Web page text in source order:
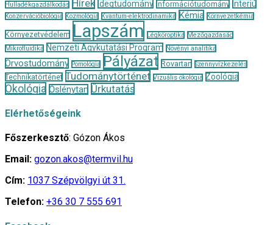
Hulladékgazdálkodás
Hírek Idegtudomány Információtudomány Interjú
Konzervációbiológia Kozmológia Kvantum-elektrodinamika Kémia Környezetkémia
Környezetvédelem Lapszám Légköroptika
Mezőgazdaság
Mikrofluidika
Nemzeti Agykutatási Program Növényi analitika
Orvostudomány Pomológia Pályázat Rovartan Szennyvízkezelés
Technikatörténet Tudománytörténet Vizuális ökológia Zoológia
Ökológia Őslénytan Űrkutatás
Elérhetőségeink
Főszerkesztő: Gózon Ákos
Email: gozon.akos@termvil.hu
Cím: 1037 Szépvölgyi út 31.
Telefon: +36 30 7 555 691